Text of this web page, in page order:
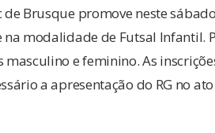
de Brusque promove neste
na modalidade de Futsal Infantil.
masculino e feminino. As
a apresentação do RG no